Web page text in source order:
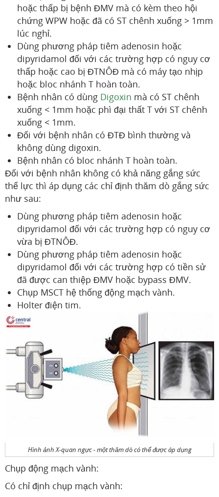
hoặc thấp bị bệnh ĐMV mà có kèm theo hội
chứng WPW hoặc đã có ST chênh xuống > 1mm
lúc nghỉ.
Dùng phương pháp tiêm adenosin hoặc
dipyridamol đối với các trường hợp có nguy cơ
thấp hoặc cao bị ĐTNÔĐ mà có máy tạo nhịp
hoặc bloc nhánh T hoàn toàn.
Bệnh nhân có dùng Digoxin mà có ST chênh
xuống < 1mm hoặc phì đại thất T với ST chênh
xuống < 1mm.
Đối với bệnh nhân có ĐTĐ bình thường và
không dùng digoxin.
Bệnh nhân có bloc nhánh T hoàn toàn.
Đối với bệnh nhân không có khả năng gắng sức
thể lực thì áp dụng các chỉ định thăm dò gắng sức
như sau:
Dùng phương pháp tiêm adenosin hoặc
dipyridamol đối với các trường hợp có nguy cơ
vừa bị ĐTNÔĐ.
Dùng phương pháp tiêm adenosin hoặc
dipyridamol đối với các trường hợp có tiền sử
đã được can thiệp ĐMV hoặc bypass ĐMV.
Chụp MSCT hệ thống động mạch vành.
Holter điện tim.
Hình ảnh X-quan ngực - một thăm dò có thể được áp dụng
Chụp động mạch vành:
Có chỉ định chụp mạch vành: